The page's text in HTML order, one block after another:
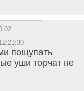
пощупать
уши торчат не